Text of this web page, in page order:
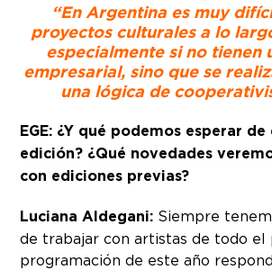
“En Argentina es muy
proyectos culturales a lo
especialmente si no tienen
empresarial, sino que se
una lógica de
EGE: ¿Y qué podemos esperar
edición? ¿Qué novedades
con ediciones previas?
Luciana Aldegani: Siempre
de trabajar con artistas de todo el
programación de este año